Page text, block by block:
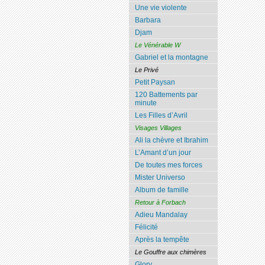
Une vie violente
Barbara
Djam
Le Vénérable W
Gabriel et la montagne
Le Privé
Petit Paysan
120 Battements par
minute
Les Filles d’Avril
Visages Villages
Ali la chèvre et Ibrahim
L’Amant d’un jour
De toutes mes forces
Mister Universo
Album de famille
Retour à Forbach
Adieu Mandalay
Félicité
Après la tempête
Le Gouffre aux chimères